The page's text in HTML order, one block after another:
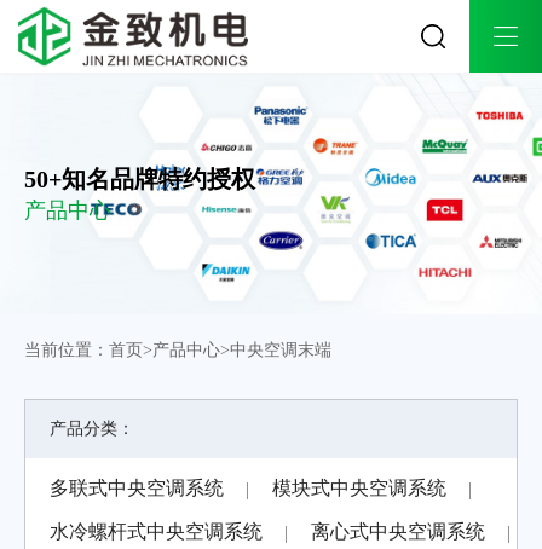
企业文化
荣誉资质
实体旗舰店
品牌授权
商业办公工程案例
酒店会所工程案例
医院医疗工程案例
连锁商超工程案例
教育培训工程案例
工业生产解决方案
商业办公解决方案
酒店会所解决方案
医院医疗解决方案
产品中心
多联式中央空调系统
技术支持
施工流程
资讯中心
公司动态
50+知名品牌特约授权
产品中心
当前位置： 首页 >产品中心>中央空调末端
产品分类：
多联式中央空调系统 模块式中央空调系统
水冷螺杆式中央空调系统 离心式中央空调系统